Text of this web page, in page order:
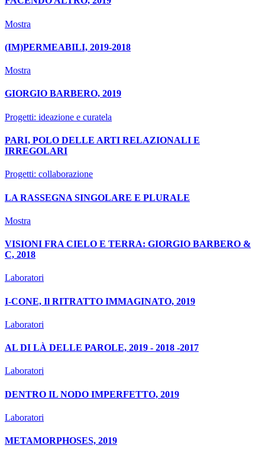
Mostra
(IM)PERMEABILI, 2019-2018
Mostra
GIORGIO BARBERO, 2019
Progetti: ideazione e curatela
PARI, POLO DELLE ARTI RELAZIONALI E
IRREGOLARI
Progetti: collaborazione
LA RASSEGNA SINGOLARE E PLURALE
Mostra
VISIONI FRA CIELO E TERRA: GIORGIO BARBERO &
C, 2018
Laboratori
I-CONE, Il RITRATTO IMMAGINATO, 2019
Laboratori
AL DI LÀ DELLE PAROLE, 2019 - 2018 -2017
Laboratori
DENTRO IL NODO IMPERFETTO, 2019
Laboratori
METAMORPHOSES, 2019